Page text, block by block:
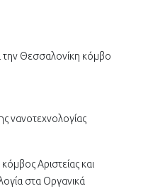
την Θεσσαλονίκη κόμβο
νανοτεχνολογίας
Αριστείας και
στα Οργανικά